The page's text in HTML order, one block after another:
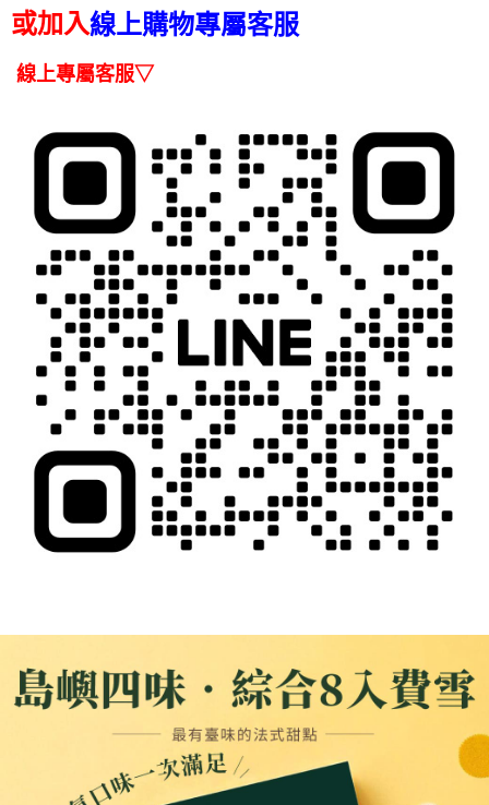
【注意事項】
用戶於交易時，得透過本服務購買商品或服務，並由商店將買賣／分期付款
資料（包含姓名、電話或地址）提供予台灣大哥大進項蒐集、處理及利用，
由本公司與您本人進行分期帳單所需資料之確認、核對及更正。
3.完整用戶服務條款，請詳閱以下連結： https://oppay.tw/userRule
３．收到繳費通知簡訊後14天內，點擊此簡訊中的連結，可透過四大超商／
ATM／網路銀行／等多元方式進行付款，方視為交易完成。
※ 請注意：結帳手續完成當下不需立刻繳費，但若您需要取消訂單，請聯絡
購買商品的店家。未經商家同意取消之訂單仍視為有效，需透過AFTEE先享
是否繳費成功／繳費後需取消欲退款等相關疑問，請聯繫「AFTEE先享後付
客戶支援中心」
https://netprotections.freshdesk.com/support/home
【注意事項】
１．透過由恩沛科技股份有限公司提供之「AFTEE先享後付」服務完成之交
易，需依本服務之必要範圍內提供個人資料，並將交易相關給付款項請求債
權轉讓予恩沛科技股份有限公司。
２．關於個人資料處理事宜，請瀏覽以下網址：
https://aftee.tw/terms/#terms3
３．未成年的使用者請事先徵得法定代理人或監護人之同意方可使用
「AFTEE先享後付」，若未經同意申辦者引起之損失，本公司不負相關責
任。
４．使用「AFTEE先享後付」時，將依據個別帳號之用戶狀況，依本公司即
時審查核予不同之上限額度；若仍有額度不足之情形，本公司將視審查結果
請求用戶進行身份認證。
５．嚴禁一人註冊多個帳號或使用他人資訊註冊。若發現惡意使用之情形，
恩沛科技股份有限公司將有權停止該用戶之使用額度並採取法律行動。
每筆NT$70，滿NT$899(含以上)免運費
每筆NT$100，滿NT$1,000(含以上)免運費
請自備購物袋，若需購買紙袋可現場詢問
或加入線上購物專屬客服
線上專屬客服▽